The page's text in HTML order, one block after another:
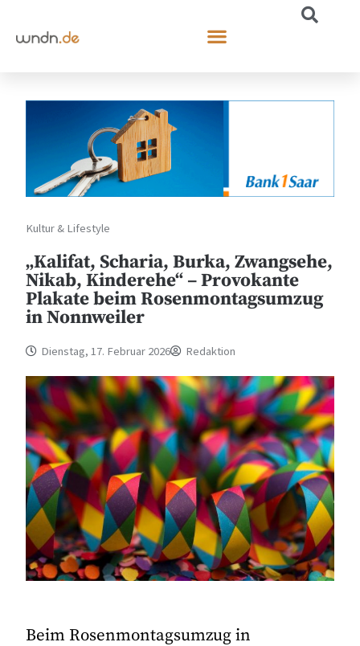
Kultur & Lifestyle
„Kalifat, Scharia, Burka, Zwangsehe,
Nikab, Kinderehe“ – Provokante
Plakate beim Rosenmontagsumzug
in Nonnweiler
Dienstag, 17. Februar 2026 Redaktion
Beim Rosenmontagsumzug in